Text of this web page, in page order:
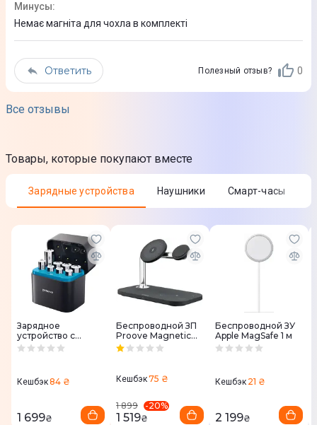
Аудиовыход (AUX)
Габариты и цвет
Держатель; Документация
Минусы:
Немає магніта для чохла в комплекті
Ответить Полезный отзыв? 0
Все отзывы
Товары, которые покупают вместе
Зарядные устройства Наушники Смарт-часы
Зарядное
устройство с
аккумуляторными
Station 8 шт.
(4xAAA + 4xAA)
Кешбэк84 ₴
1 699₴
Беспроводной ЗП
Proove Magnetic
Field 3 in 1
Кешбэк75 ₴
1 899 -20%
1 519₴
Беспроводной ЗУ
Apple MagSafe 1 м
Кешбэк 21 ₴
2 199₴